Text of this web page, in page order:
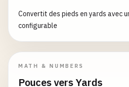
Convertit des pieds en yards avec
configurable
MATH & NUMBERS
Pouces vers Yards